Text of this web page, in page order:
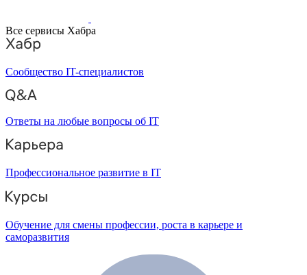
Все сервисы Хабра
Сообщество IT-специалистов
Ответы на любые вопросы об IT
Профессиональное развитие в IT
Обучение для смены профессии, роста в карьере и
саморазвития